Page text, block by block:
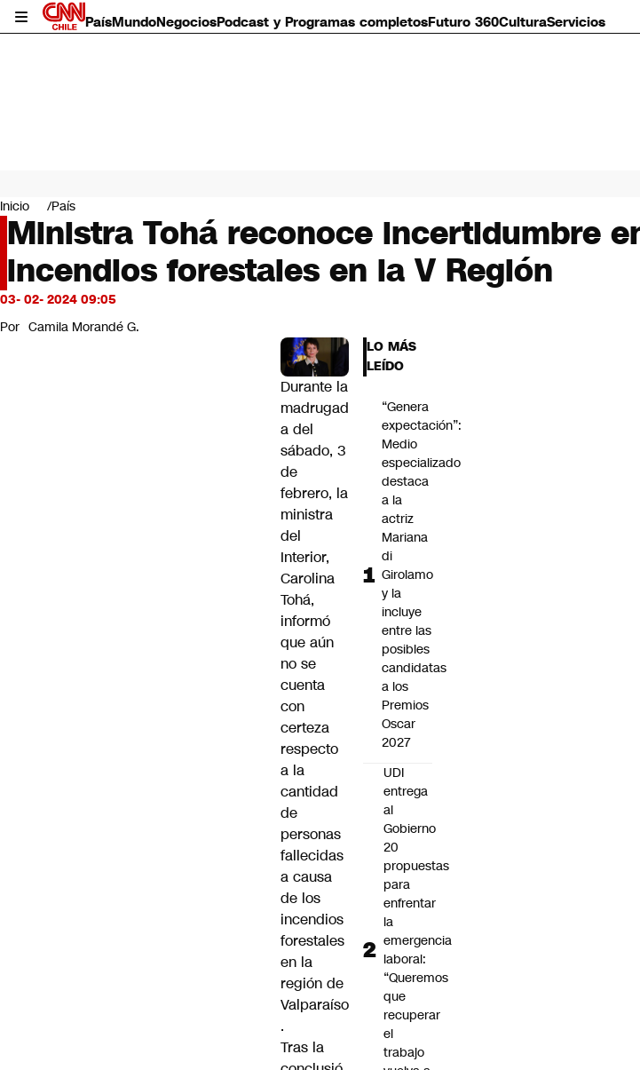
PaísMundoNegociosPodcast y Programas completosFuturo 360CulturaServicios
Mundo
Negocios
Deportes
Programas completos
Cultura
Servicios
Bits
CNN Data
Inicio País
Ministra Tohá reconoce incertidumbre
incendios forestales en la V Región
03- 02- 2024 09:05
Por Camila Morandé G.
Durante la
madrugad
a del
sábado, 3
de
febrero, la
ministra
del
Interior,
Carolina
Tohá,
informó
que aún
no se
cuenta
con
certeza
respecto
a la
cantidad
de
personas
fallecidas
a causa
de los
incendios
forestales
en la
región de
Valparaíso
.
Tras la
LO MÁS
LEÍDO
“Genera
expectación”:
Medio
especializado
destaca
a la
actriz
Mariana
di
Girolamo
y la
incluye
entre las
posibles
candidatas
a los
Premios
Oscar
2027
UDI
entrega
al
Gobierno
20
propuestas
para
enfrentar
la
emergencia
laboral:
“Queremos
que
recuperar
el
trabajo